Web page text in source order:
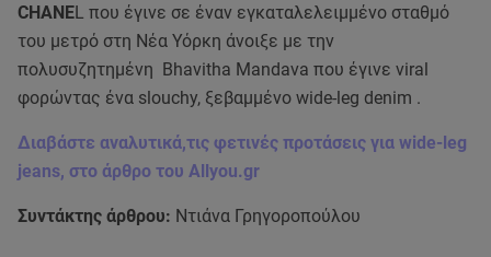
CHANEL που έγινε σε έναν εγκαταλελειμμένο σταθμό
του μετρό στη Νέα Υόρκη άνοιξε με την
πολυσυζητημένη Bhavitha Mandava που έγινε viral
φορώντας ένα slouchy, ξεβαμμένο wide-leg denim .
Διαβάστε αναλυτικά,τις φετινές προτάσεις για wide-leg
jeans, στο άρθρο του Allyou.gr
Συντάκτης άρθρου: Ντιάνα Γρηγοροπούλου